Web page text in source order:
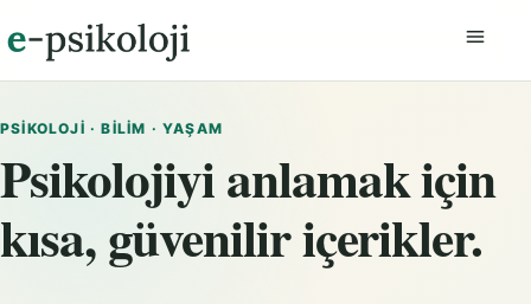
PSIKOLOJI · BILIM · YAŞAM
Psikolojiyi anlamak için
kısa, güvenilir içerikler.